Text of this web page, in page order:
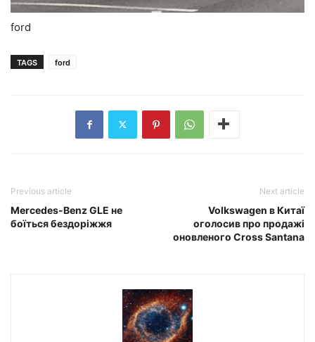
ford
TAGS ford
Previous article
Mercedes-Benz GLE не
боїться бездоріжжя
Next article
Volkswagen в Китаї
оголосив про продажі
оновленого Cross Santana